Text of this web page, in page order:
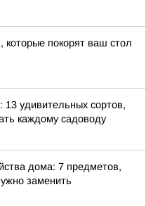
покорят ваш стол
13 удивительных сортов,
каждому садоводу
дома: 7 предметов,
заменить